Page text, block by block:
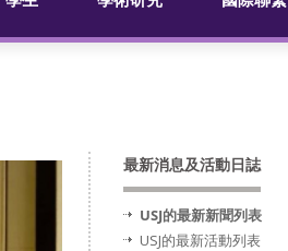
最新消息及活動日誌
USJ的最新新聞列表
USJ的最新活動列表